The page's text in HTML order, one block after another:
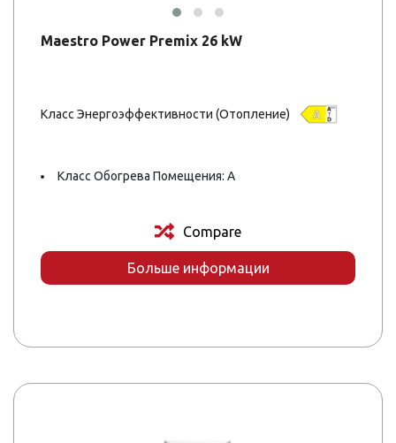
Maestro Power Premix 26 kW
Класс Энергоэффективности (Отопление)
Класс Обогрева Помещения: A
Compare
Больше информации